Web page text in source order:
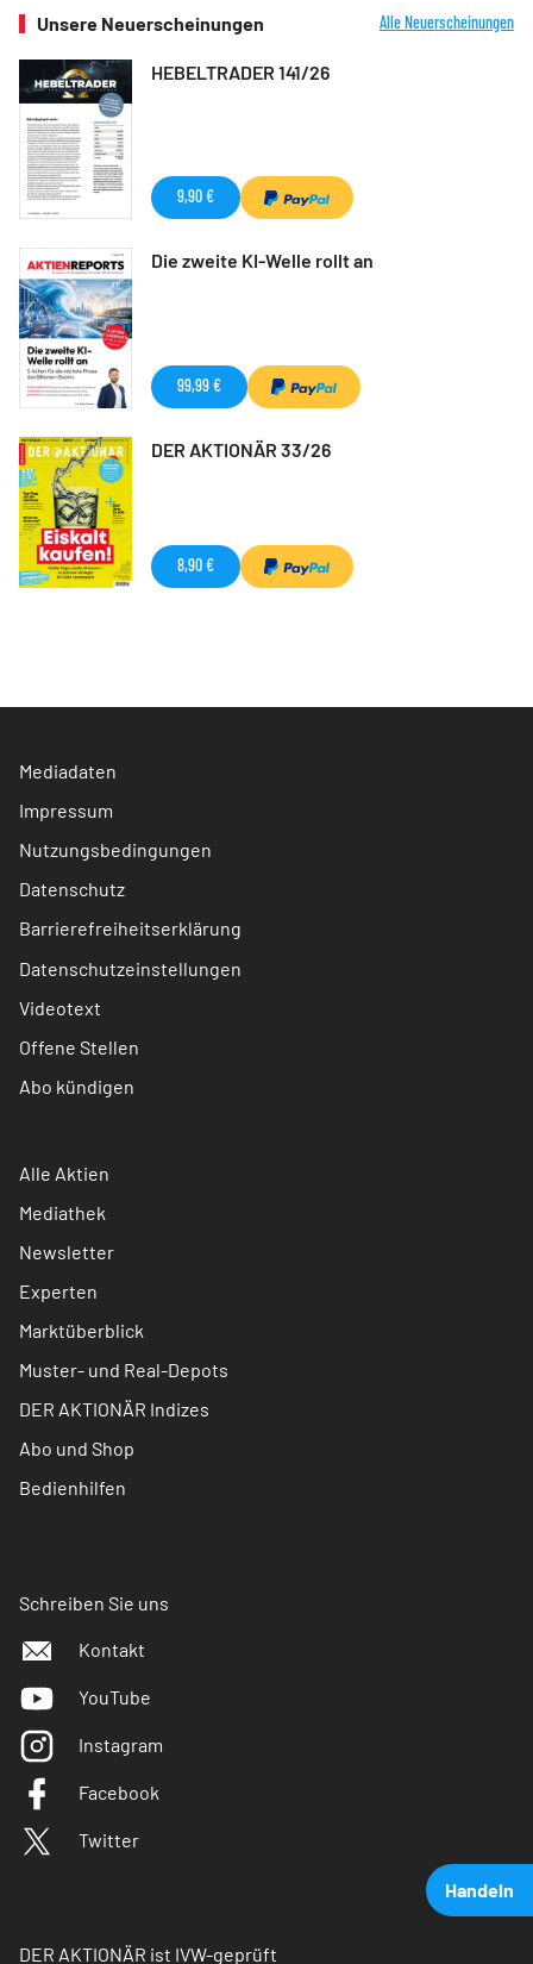
Handeln
Unsere Neuerscheinungen Alle Neuerscheinungen
HEBELTRADER 141/26
9,90 €
Die zweite KI-Welle rollt an
99,99 €
DER AKTIONÄR 33/26
8,90 €
Mediadaten
Impressum
Nutzungsbedingungen
Datenschutz
Barrierefreiheitserklärung
Datenschutzeinstellungen
Videotext
Offene Stellen
Abo kündigen
Alle Aktien
Mediathek
Newsletter
Experten
Marktüberblick
Muster- und Real-Depots
DER AKTIONÄR Indizes
Abo und Shop
Bedienhilfen
Schreiben Sie uns
Kontakt
YouTube
Instagram
Facebook
Twitter
DER AKTIONÄR ist IVW-geprüft